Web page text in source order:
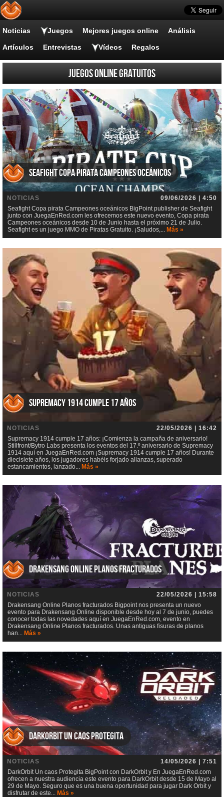
Noticias Juegos Mejores juegos online Análisis
Artículos Entrevistas Vídeos Regalos
Juegos online gratuitos
Seafight Copa pirata Campeones oceánicos
NOTICIAS
09/06/2026 | 4:50
Seafight Copa pirata Campeones oceánicos BigPoint publisher de Seafight
junto con JuegaEnRed.com les ofrecemos este nuevo evento, Copa pirata
Campeones oceánicos desde 10 de Junio hasta el próximo 21 de Julio.
Seafight es un juego MMO de Piratas Gratuito. ¡Saludos,... Más »
Supremacy 1914 cumple 17 años
NOTICIAS
22/05/2026 | 16:42
Supremacy 1914 cumple 17 años: ¡Comienza la campaña de aniversario!
Stillfront/Bytro Labs presenta los eventos del 17.º aniversario de Supremacy
1914 aquí en JuegaEnRed.com ¡Supremacy 1914 cumple 17 años! Durante
diecisiete años, los jugadores habéis forjado alianzas, superado
estancamientos, lanzado... Más »
Drakensang Online Planos fracturados
NOTICIAS
22/05/2026 | 15:58
Drakensang Online Planos fracturados Bigpoint nos presenta un nuevo
evento para Drakensang Online disponible desde hoy al 7 de junio, puedes
conocer todas las novedades aquí en JuegaEnRed.com, evento en
Drakensang Online Planos fracturados. Unas antiguas fisuras de planos
han... Más »
DarkOrbit Un caos Protegita
NOTICIAS
14/05/2026 | 7:51
DarkOrbit Un caos Protegita BigPoint con DarkOrbit y En JuegaEnRed.com
ofrecen a nuestra audiencia este evento para DarkOrbit desde 15 de Mayo al
29 de Mayo. Seguro que es una buena oportunidad para jugar Dark Orbit y
disfrutar de este... Más »